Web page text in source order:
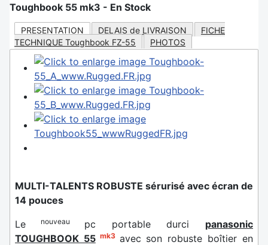
Toughbook 55 mk3 - En Stock
PRESENTATION DELAIS de LIVRAISON
FICHE
TECHNIQUE Toughbook FZ-55
PHOTOS
MULTI-TALENTS ROBUSTE sérurisé avec écran de
14 pouces
Le nouveau pc portable durci panasonic
TOUGHBOOK 55 mk3 avec son robuste boîtier en